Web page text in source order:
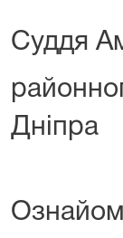
Суддя